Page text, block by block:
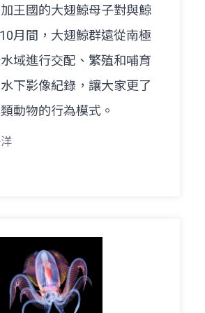
王國的大翅鯨母子對與鯨
月間，大翅鯨群遠從南極
域進行交配、繁殖和哺育
下影像紀錄，讓大家更了
動物的行為模式。